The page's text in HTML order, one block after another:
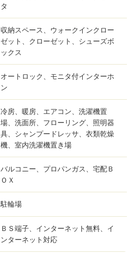
タ
収納スペース、ウォークインクロー
ゼット、クローゼット、シューズボ
ックス
オートロック、モニタ付インターホ
ン
冷房、暖房、エアコン、洗濯機置
場、洗面所、フローリング、照明器
具、シャンプードレッサ、衣類乾燥
機、室内洗濯機置き場
バルコニー、プロパンガス、宅配Ｂ
ＯＸ
駐輪場
ＢＳ端子、インターネット無料、イ
ンターネット対応